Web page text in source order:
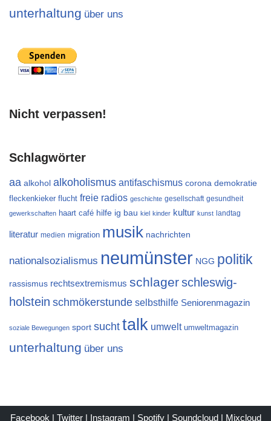
unterhaltung über uns
Nicht verpassen!
Schlagwörter
aa alkohol alkoholismus antifaschismus corona demokratie
fleckenkieker flucht freie radios geschichte gesellschaft gesundheit
gewerkschaften haart café hilfe ig bau kiel kinder kultur kunst landtag
literatur medien migration musik nachrichten
nationalsozialismus neumünster NGG politik
rassismus rechtsextremismus schlagerschleswig-
holstein schmökerstunde selbsthilfe Seniorenmagazin
soziale Bewegungen sport suchttalk umwelt umweltmagazin
unterhaltung über uns
Facebook | Twitter| Instagram | Spotify| Soundcloud| Mixcloud